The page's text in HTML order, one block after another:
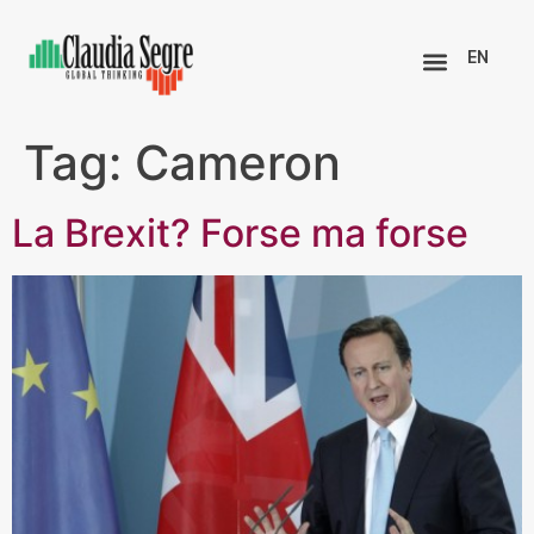
EN
Tag: Cameron
La Brexit? Forse ma forse